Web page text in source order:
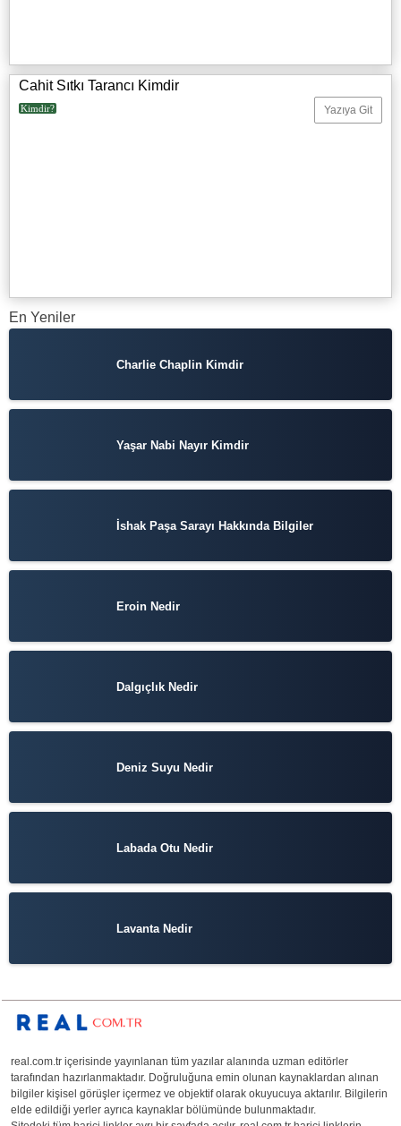
Cahit Sıtkı Tarancı Kimdir
Kimdir? Yazıya Git
En Yeniler
Charlie Chaplin Kimdir
Yaşar Nabi Nayır Kimdir
İshak Paşa Sarayı Hakkında Bilgiler
Eroin Nedir
Dalgıçlık Nedir
Deniz Suyu Nedir
Labada Otu Nedir
Lavanta Nedir
real.com.tr içerisinde yayınlanan tüm yazılar alanında uzman editörler
tarafından hazırlanmaktadır. Doğruluğuna emin olunan kaynaklardan alınan
bilgiler kişisel görüşler içermez ve objektif olarak okuyucuya aktarılır. Bilgilerin
elde edildiği yerler ayrıca kaynaklar bölümünde bulunmaktadır.